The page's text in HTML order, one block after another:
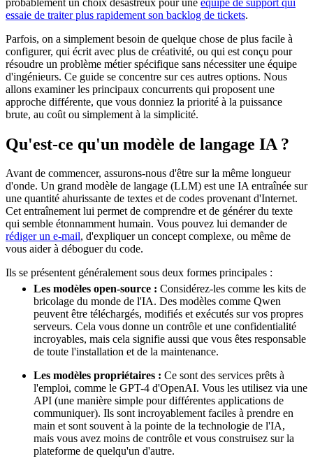
essaie de traiter plus rapidement son backlog de tickets.
Parfois, on a simplement besoin de quelque chose de plus facile à
configurer, qui écrit avec plus de créativité, ou qui est conçu pour
résoudre un problème métier spécifique sans nécessiter une équipe
d'ingénieurs. Ce guide se concentre sur ces autres options. Nous
allons examiner les principaux concurrents qui proposent une
approche différente, que vous donniez la priorité à la puissance
brute, au coût ou simplement à la simplicité.
Qu'est-ce qu'un modèle de langage IA ?
Avant de commencer, assurons-nous d'être sur la même longueur
d'onde. Un grand modèle de langage (LLM) est une IA entraînée sur
une quantité ahurissante de textes et de codes provenant d'Internet.
Cet entraînement lui permet de comprendre et de générer du texte
qui semble étonnamment humain. Vous pouvez lui demander de
rédiger un e-mail, d'expliquer un concept complexe, ou même de
vous aider à déboguer du code.
Ils se présentent généralement sous deux formes principales :
Les modèles open-source : Considérez-les comme les kits de
bricolage du monde de l'IA. Des modèles comme Qwen
peuvent être téléchargés, modifiés et exécutés sur vos propres
serveurs. Cela vous donne un contrôle et une confidentialité
incroyables, mais cela signifie aussi que vous êtes responsable
de toute l'installation et de la maintenance.
Les modèles propriétaires : Ce sont des services prêts à
l'emploi, comme le GPT-4 d'OpenAI. Vous les utilisez via une
API (une manière simple pour différentes applications de
communiquer). Ils sont incroyablement faciles à prendre en
main et sont souvent à la pointe de la technologie de l'IA,
mais vous avez moins de contrôle et vous construisez sur la
plateforme de quelqu'un d'autre.